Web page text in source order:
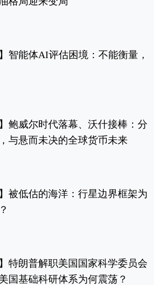
智能体AI评估困境：不能衡量，
鲍威尔时代落幕、沃什接棒：分
与悬而未决的全球货币未来
被低估的海洋：行星边界框架为
特朗普解职美国国家科学委员会
国基础科研体系为何震荡？